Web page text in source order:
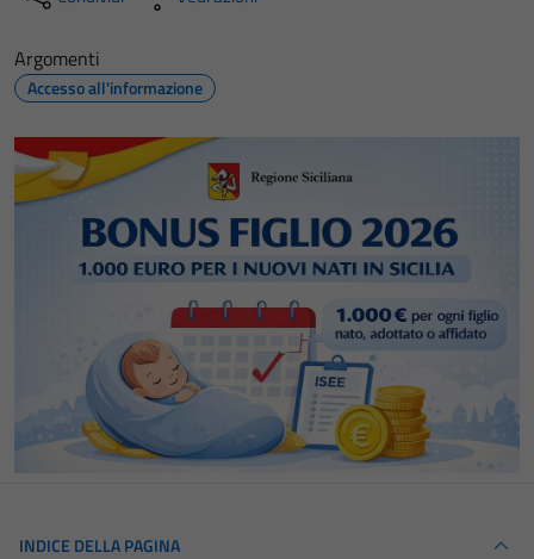
Argomenti
Accesso all'informazione
INDICE DELLA PAGINA